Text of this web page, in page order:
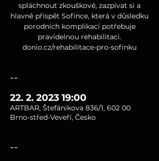
spláchnout zkouškové, zazpívat si a
hlavně přispět Sofince, která v důsledku
porodních komplikací potřebuje
pravidelnou rehabilitaci.
donio.cz/rehabilitace-pro-sofinku
--
22. 2. 2023 19:00
ARTBAR, Štefánikova 836/1, 602 00
Brno-střed-Veveří, Česko
--